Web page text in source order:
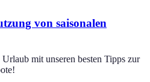
von saisonalen
mit unseren besten Tipps zur